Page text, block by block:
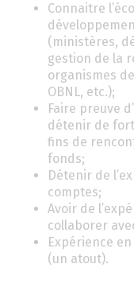
Connaitre
(ministères,
gestion de la
organismes
OBNL, etc.);
Faire preuve
détenir de
fins de
fonds;
Détenir de
comptes;
Avoir de
collaborer
Expérience
(un atout).